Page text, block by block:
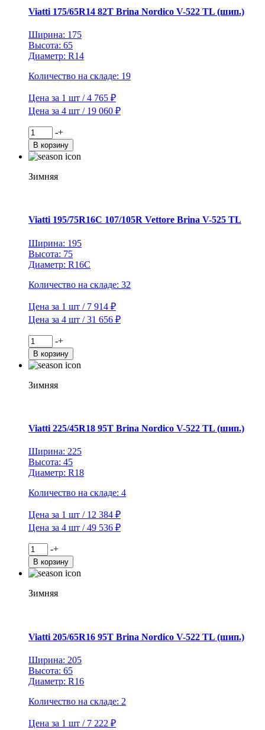
Viatti 175/65R14 82T Brina Nordico V-522 TL (шип.)
Ширина: 175
Высота: 65
Диаметр: R14
Количество на складе: 19
Цена за 1 шт / 4 765 ₽
Цена за 4 шт / 19 060 ₽
Количество
товара
Viatti
175/65R14
82T
522
TL
-+
В корзину
Зимняя
Viatti 195/75R16C 107/105R Vettore Brina V-525 TL
Ширина: 195
Высота: 75
Диаметр: R16C
Количество на складе: 32
Цена за 1 шт / 7 914 ₽
Цена за 4 шт / 31 656 ₽
Количество
товара
Viatti
195/75R16C
107/105R
525
TL
-+
В корзину
Зимняя
Viatti 225/45R18 95T Brina Nordico V-522 TL (шип.)
Ширина: 225
Высота: 45
Диаметр: R18
Количество на складе: 4
Цена за 1 шт / 12 384 ₽
Цена за 4 шт / 49 536 ₽
Количество
товара
Viatti
225/45R18
95T
522
TL
-+
В корзину
Зимняя
Viatti 205/65R16 95T Brina Nordico V-522 TL (шип.)
Ширина: 205
Высота: 65
Диаметр: R16
Количество на складе: 2
Цена за 1 шт / 7 222 ₽